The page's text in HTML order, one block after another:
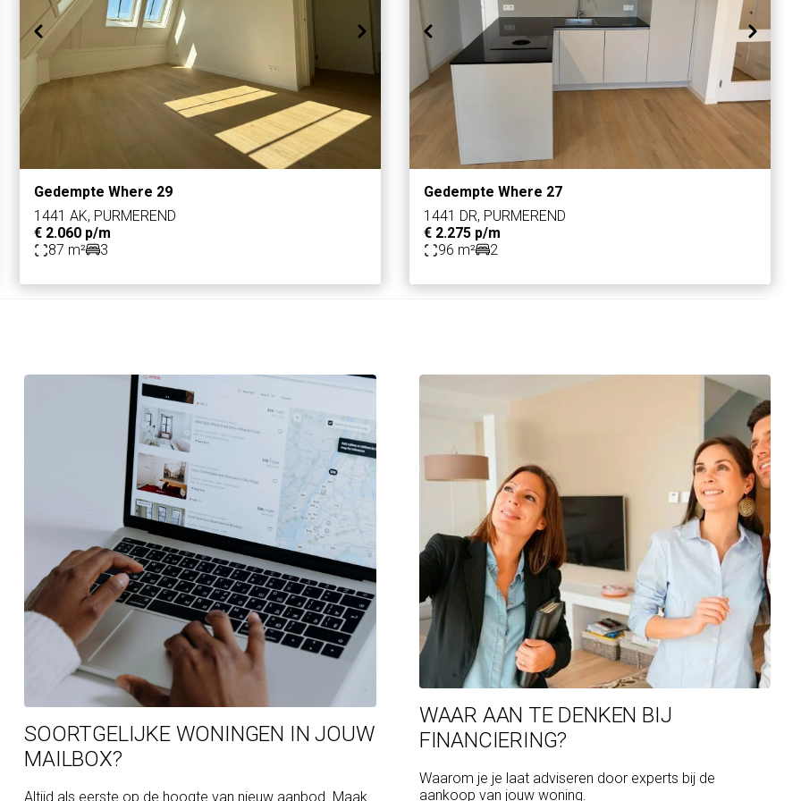
city life while benefiting from a well-connected
also provides access to peaceful green
setting for a relaxing walk, a jog, or simply
far.
canal houses. 't Posthuys adds a
Experience greenery in the heart of the city with
Gedempte Where 29
1441 AK, PURMEREND
€ 2.060 p/m
87 m²
3
Gedempte Where 27
1441 DR, PURMEREND
€ 2.275 p/m
96 m²
2
SOORTGELIJKE WONINGEN IN JOUW
MAILBOX?
Altijd als eerste op de hoogte van nieuw aanbod. Maak
WAAR AAN TE DENKEN BIJ
FINANCIERING?
Waarom je je laat adviseren door experts bij de
aankoop van jouw woning.